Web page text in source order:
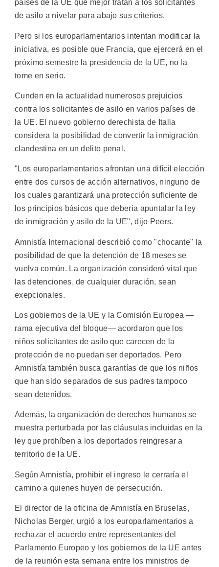
países de la UE que mejor tratan a los solicitantes
de asilo a nivelar para abajo sus criterios.
Pero si los europarlamentarios intentan modificar la
iniciativa, es posible que Francia, que ejercerá en el
próximo semestre la presidencia de la UE, no la
tome en serio.
Cunden en la actualidad numerosos prejuicios
contra los solicitantes de asilo en varios países de
la UE. El nuevo gobierno derechista de Italia
considera la posibilidad de convertir la inmigración
clandestina en un delito penal.
"Los europarlamentarios afrontan una difícil elección
entre dos cursos de acción alternativos, ninguno de
los cuales garantizará una protección suficiente de
los principios básicos que debería apuntalar la ley
de inmigración y asilo de la UE", dijo Peers.
Amnistía Internacional describió como "chocante" la
posibilidad de que la detención de 18 meses se
vuelva común. La organización consideró vital que
las detenciones, de cualquier duración, sean
exepcionales.
Los gobiernos de la UE y la Comisión Europea —
rama ejecutiva del bloque— acordaron que los
niños solicitantes de asilo que carecen de la
protección de no puedan ser deportados. Pero
Amnistía también busca garantías de que los niños
que han sido separados de sus padres tampoco
sean detenidos.
Además, la organización de derechos humanos se
muestra perturbada por las cláusulas incluidas en la
ley que prohíben a los deportados reingresar a
territorio de la UE.
Según Amnistía, prohibir el ingreso le cerraría el
camino a quienes huyen de persecución.
El director de la oficina de Amnistía en Bruselas,
Nicholas Berger, urgió a los europarlamentarios a
rechazar el acuerdo entre representantes del
Parlamento Europeo y los gobiernos de la UE antes
de la reunión esta semana entre los ministros de